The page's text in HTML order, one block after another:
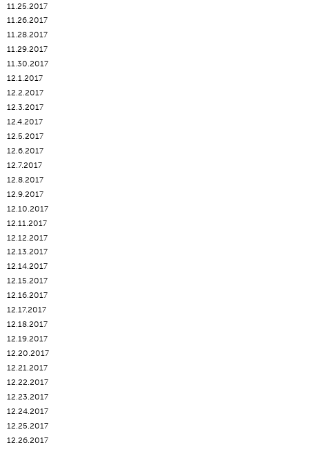
11.25.2017
11.26.2017
11.28.2017
11.29.2017
11.30.2017
12.1.2017
12.2.2017
12.3.2017
12.4.2017
12.5.2017
12.6.2017
12.7.2017
12.8.2017
12.9.2017
12.10.2017
12.11.2017
12.12.2017
12.13.2017
12.14.2017
12.15.2017
12.16.2017
12.17.2017
12.18.2017
12.19.2017
12.20.2017
12.21.2017
12.22.2017
12.23.2017
12.24.2017
12.25.2017
12.26.2017